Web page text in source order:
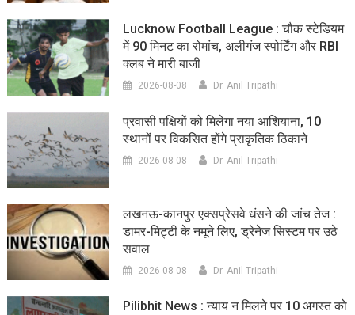
Lucknow Football League : चौक स्टेडियम
में 90 मिनट का रोमांच, अलीगंज स्पोर्टिंग और RBI
क्लब ने मारी बाजी
2026-08-08 Dr. Anil Tripathi
प्रवासी पक्षियों को मिलेगा नया आशियाना, 10
स्थानों पर विकसित होंगे प्राकृतिक ठिकाने
2026-08-08 Dr. Anil Tripathi
लखनऊ-कानपुर एक्सप्रेसवे धंसने की जांच तेज :
डामर-मिट्टी के नमूने लिए, ड्रेनेज सिस्टम पर उठे
सवाल
2026-08-08 Dr. Anil Tripathi
Pilibhit News : न्याय न मिलने पर 10 अगस्त को